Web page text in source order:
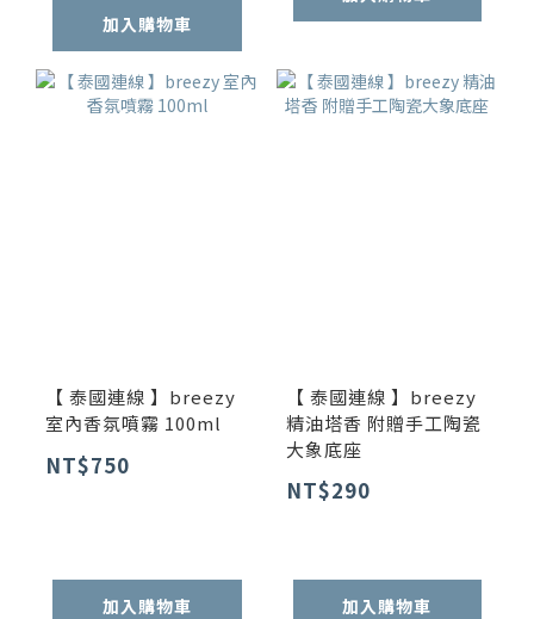
加入購物車
【 泰國連線 】breezy
室內香氛噴霧 100ml
NT$750
加入購物車
【 泰國連線 】breezy
精油塔香 附贈手工陶瓷
大象底座
NT$290
加入購物車